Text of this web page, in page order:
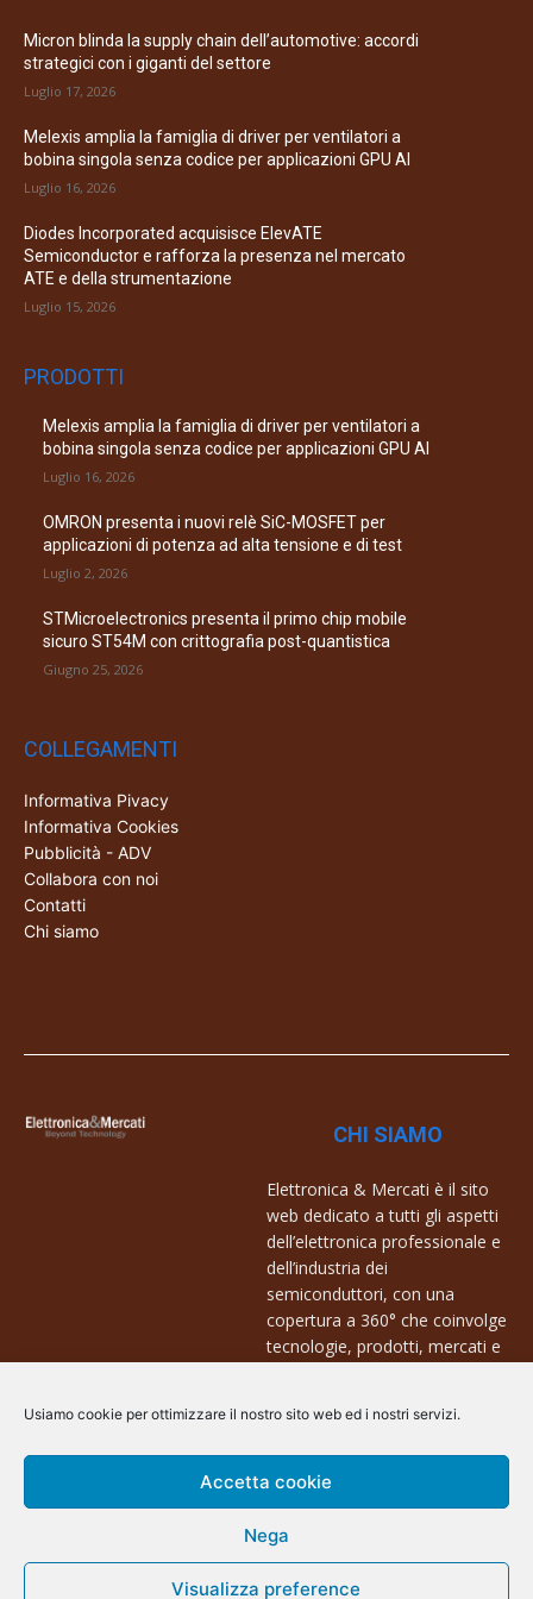
Usiamo cookie per ottimizzare il nostro sito web ed i nostri servizi.
Accetta cookie
Nega
Visualizza preference
Micron blinda la supply chain dell’automotive: accordi
strategici con i giganti del settore
Luglio 17, 2026
Melexis amplia la famiglia di driver per ventilatori a
bobina singola senza codice per applicazioni GPU AI
Luglio 16, 2026
Diodes Incorporated acquisisce ElevATE
Semiconductor e rafforza la presenza nel mercato
ATE e della strumentazione
Luglio 15, 2026
PRODOTTI
Melexis amplia la famiglia di driver per ventilatori a
bobina singola senza codice per applicazioni GPU AI
Luglio 16, 2026
OMRON presenta i nuovi relè SiC-MOSFET per
applicazioni di potenza ad alta tensione e di test
Luglio 2, 2026
STMicroelectronics presenta il primo chip mobile
sicuro ST54M con crittografia post-quantistica
Giugno 25, 2026
COLLEGAMENTI
Informativa Pivacy
Informativa Cookies
Pubblicità - ADV
Collabora con noi
Contatti
Chi siamo
CHI SIAMO
Elettronica & Mercati è il sito
web dedicato a tutti gli aspetti
dell’elettronica professionale e
dell’industria dei
semiconduttori, con una
copertura a 360° che coinvolge
tecnologie, prodotti, mercati e
Contatti:
info@arscommunication.it
@ArsCommunication 2023